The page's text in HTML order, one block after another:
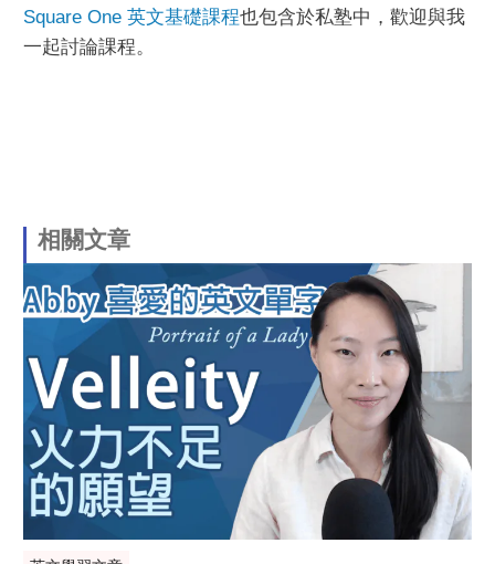
Square One 英文基礎課程也包含於私塾中，歡迎與我
一起討論課程。
相關文章